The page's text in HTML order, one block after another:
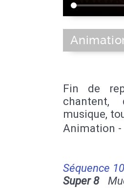
Fin de
musique,
Animation -
Séquence
Super 8